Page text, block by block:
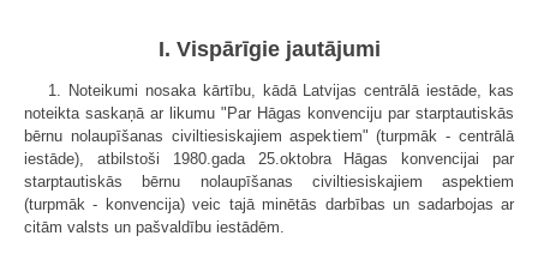
I. Vispārīgie jautājumi
1. Noteikumi nosaka kārtību, kādā Latvijas centrālā iestāde, kas
noteikta saskaņā ar likumu "Par Hāgas konvenciju par starptautiskās
bērnu nolaupīšanas civiltiesiskajiem aspektiem" (turpmāk - centrālā
iestāde), atbilstoši 1980.gada 25.oktobra Hāgas konvencijai par
starptautiskās bērnu nolaupīšanas civiltiesiskajiem aspektiem
(turpmāk - konvencija) veic tajā minētās darbības un sadarbojas ar
citām valsts un pašvaldību iestādēm.